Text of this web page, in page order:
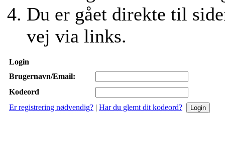
Du er gået direkte til
vej via links.
Login
Brugernavn/Email:
Kodeord
Er registrering nødvendig? | Har du glemt dit kodeord?